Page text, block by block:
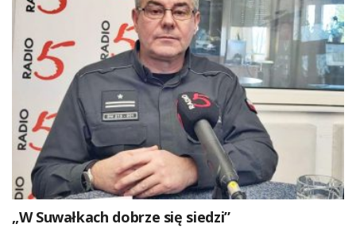
„W Suwałkach dobrze się siedzi”